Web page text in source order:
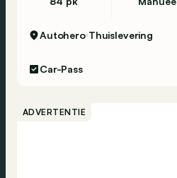
Autohero Thuislevering
Car-Pass
ADVERTENTIE